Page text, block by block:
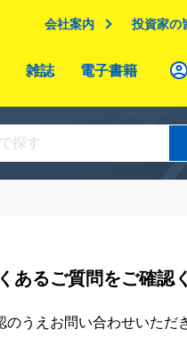
会社案内 投資家の
雑誌 電子書籍
あるご質問をご確認
うえお問い合わせいただ